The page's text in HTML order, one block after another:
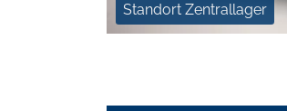
Standort Zentrallager